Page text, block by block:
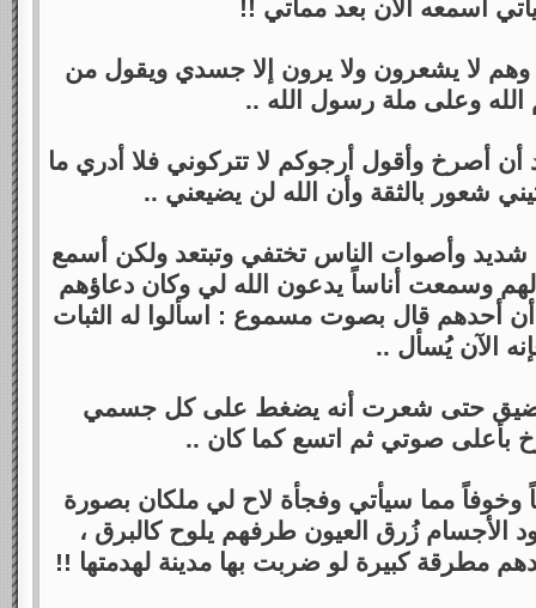
أسمعه الآن بعد مماتي !!
لا يشعرون ولا يرون إلا جسدي ويقول من
وعلى ملة رسول الله ..
أصرخ وأقول أرجوكم لا تتركوني فلا أدري ما
شعور بالثقة وأن الله لن يضيعني ..
شديد وأصوات الناس تختفي وتبتعد ولكن أسمع
وسمعت أناساً يدعون الله لي وكان دعاؤهم
أحدهم قال بصوت مسموع : اسألوا له الثبات
الآن يُسأل ..
ويضيق حتى شعرت أنه يضغط على كل جسمي
بأعلى صوتي ثم اتسع كما كان ..
وخوفاً مما سيأتي وفجأة لاح لي ملكان بصورة
الأجسام زُرق العيون طرفهم يلوح كالبرق ،
مطرقة كبيرة لو ضربت بها مدينة لهدمتها !!